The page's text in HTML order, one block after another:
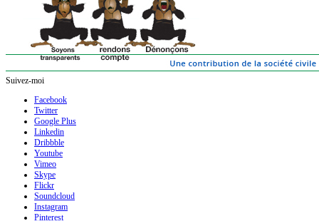
Suivez-moi
Facebook
Twitter
Google Plus
Linkedin
Dribbble
Youtube
Vimeo
Skype
Flickr
Soundcloud
Instagram
Pinterest